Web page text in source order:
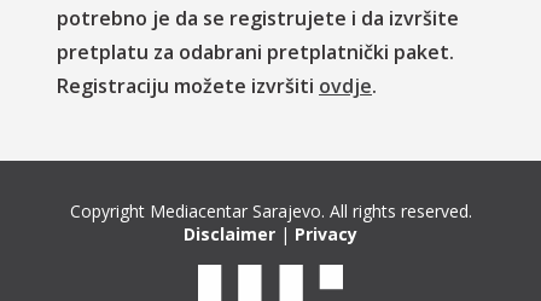
potrebno je da se registrujete i da izvršite
pretplatu za odabrani pretplatnički paket.
Registraciju možete izvršiti ovdje.
Copyright Mediacentar Sarajevo. All rights reserved.
Disclaimer | Privacy